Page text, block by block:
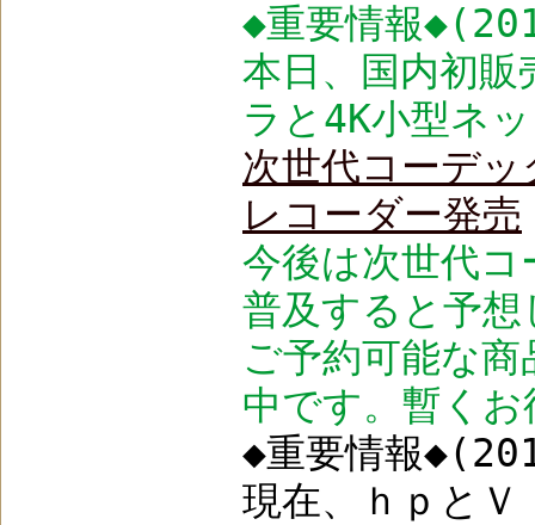
◆重要情報
本日、国内初
ラと4K小型ネ
次世代コーデ
レコーダー発売
今後は次世代
普及すると予
ご予約可能な
中です。暫く
◆重要情報
現在、ｈｐと